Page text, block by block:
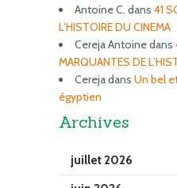
Antoine C. dans 41
L’HISTOIRE DU CINEMA
Cereja Antoinedans
MARQUANTES DE
Cerejadans Un bel
égyptien
Archives
juillet 2026